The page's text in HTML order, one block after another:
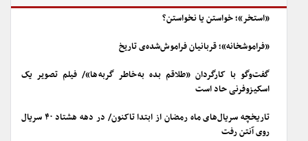
«استخر»؛ خواستن یا نخواستن؟
«فراموشخانه»؛ قربانیان فراموش‌شده‌ی تاریخ
گفت‌وگو با کارگردان «طلاقم بده به خاطر گربه ها»/ فیلم تصویر یک
اسکیزوفرنی حاد است
تاریخچه سریال‌های ماه رمضان از ابتدا تاکنون/ در دهه هشتاد ۴۰ سریال
روی آنتن رفت